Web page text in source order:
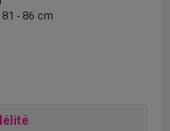
81 - 86 cm